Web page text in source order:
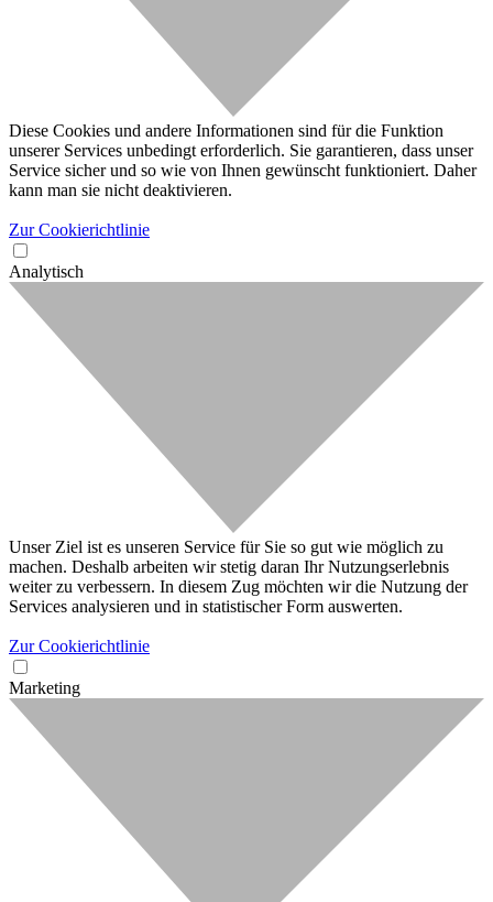
Diese Cookies und andere Informationen sind für die Funktion
unserer Services unbedingt erforderlich. Sie garantieren, dass unser
Service sicher und so wie von Ihnen gewünscht funktioniert. Daher
kann man sie nicht deaktivieren.
Zur Cookierichtlinie
Analytisch
Unser Ziel ist es unseren Service für Sie so gut wie möglich zu
machen. Deshalb arbeiten wir stetig daran Ihr Nutzungserlebnis
weiter zu verbessern. In diesem Zug möchten wir die Nutzung der
Services analysieren und in statistischer Form auswerten.
Zur Cookierichtlinie
Marketing